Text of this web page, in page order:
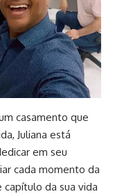
casamento que
Juliana está
em seu
cada momento da
capítulo da sua vida